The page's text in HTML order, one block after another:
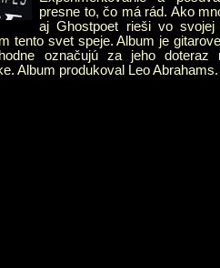
presne to, čo má rád. Ako
aj Ghostpoet rieši vo
tento svet speje. Album je
označujú za jeho doteraz
Album produkoval Leo Abrahams.